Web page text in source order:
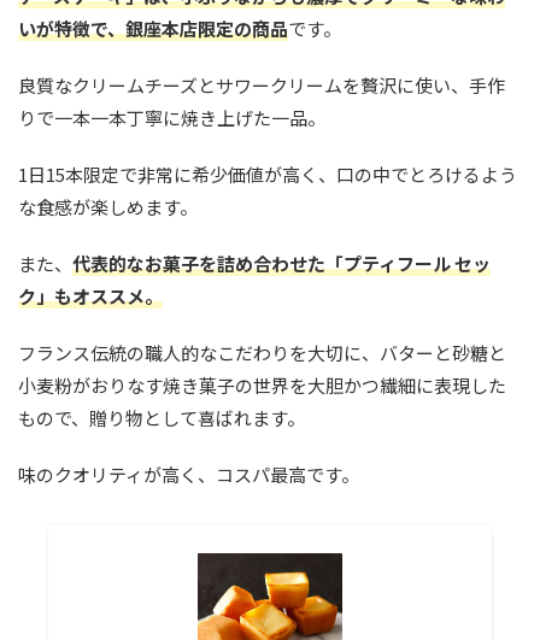
いが特徴で、銀座本店限定の商品です。
良質なクリームチーズとサワークリームを贅沢に使い、手作
りで一本一本丁寧に焼き上げた一品。
1日15本限定で非常に希少価値が高く、口の中でとろけるよう
な食感が楽しめます。
また、 代表的なお菓子を詰め合わせた「プティフール セッ
ク」もオススメ。
フランス伝統の職人的なこだわりを大切に、バターと砂糖と
小麦粉がおりなす焼き菓子の世界を大胆かつ繊細に表現した
もので、贈り物として喜ばれます。
味のクオリティが高く、コスパ最高です。